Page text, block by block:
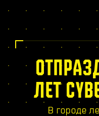
много другое.
ЛЕТ
В городе